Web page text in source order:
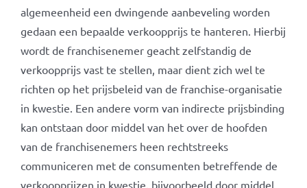
algemeenheid een dwingende aanbeveling worden
gedaan een bepaalde verkoopprijs te hanteren. Hierbij
wordt de franchisenemer geacht zelfstandig de
verkoopprijs vast te stellen, maar dient zich wel te
richten op het prijsbeleid van de franchise-organisatie
in kwestie. Een andere vorm van indirecte prijsbinding
kan ontstaan door middel van het over de hoofden
van de franchisenemers heen rechtstreeks
communiceren met de consumenten betreffende de
verkoopprijzen in kwestie, bijvoorbeeld door middel